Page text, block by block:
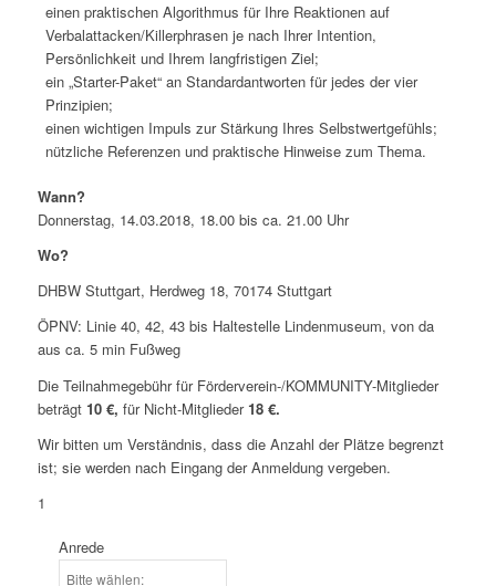
einen praktischen Algorithmus für Ihre Reaktionen auf
Verbalattacken/Killerphrasen je nach Ihrer Intention,
Persönlichkeit und Ihrem langfristigen Ziel;
ein „Starter-Paket“ an Standardantworten für jedes der vier
Prinzipien;
einen wichtigen Impuls zur Stärkung Ihres Selbstwertgefühls;
nützliche Referenzen und praktische Hinweise zum Thema.
Wann?
Donnerstag, 14.03.2018, 18.00 bis ca. 21.00 Uhr
Wo?
DHBW Stuttgart, Herdweg 18, 70174 Stuttgart
ÖPNV: Linie 40, 42, 43 bis Haltestelle Lindenmuseum, von da
aus ca. 5 min Fußweg
Die Teilnahmegebühr für Förderverein-/KOMMUNITY-Mitglieder
beträgt10 €, für Nicht-Mitglieder18 €.
Wir bitten um Verständnis, dass die Anzahl der Plätze begrenzt
ist; sie werden nach Eingang der Anmeldung vergeben.
1
Anrede